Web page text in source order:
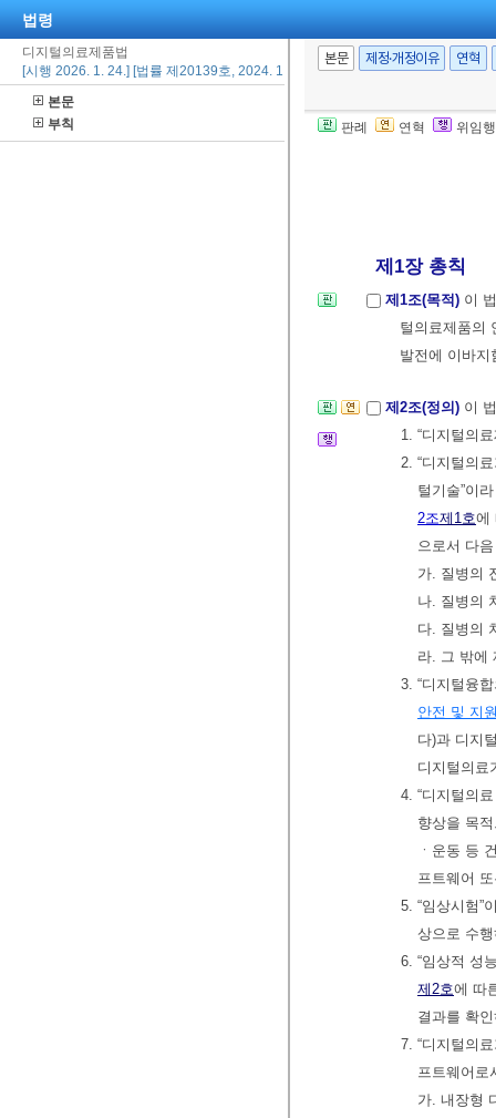
법령
디지털의료제품법
[시행 2026. 1. 24.] [법률 제20139호, 2024. 1. 23., 제정]
본문
부칙
본문 제정·개정이유 연혁
판례 연혁 위임
제1장 총칙
제1조(목적) 이
털의료제품의
발전에 이바지
제2조(정의) 이
1. “디지털의
2. “디지털의
털기술”이
2조제1호에
으로서 다
가. 질병의
나. 질병의
다. 질병의
라. 그 밖에
3. “디지털융
안전 및 지
다)과 디지
디지털의료
4. “디지털의
향상을 목
ㆍ운동 등
프트웨어
5. “임상시험”
상으로 수
6. “임상적 성
제2호에 따
결과를 확
7. “디지털의
프트웨어로
가. 내장형